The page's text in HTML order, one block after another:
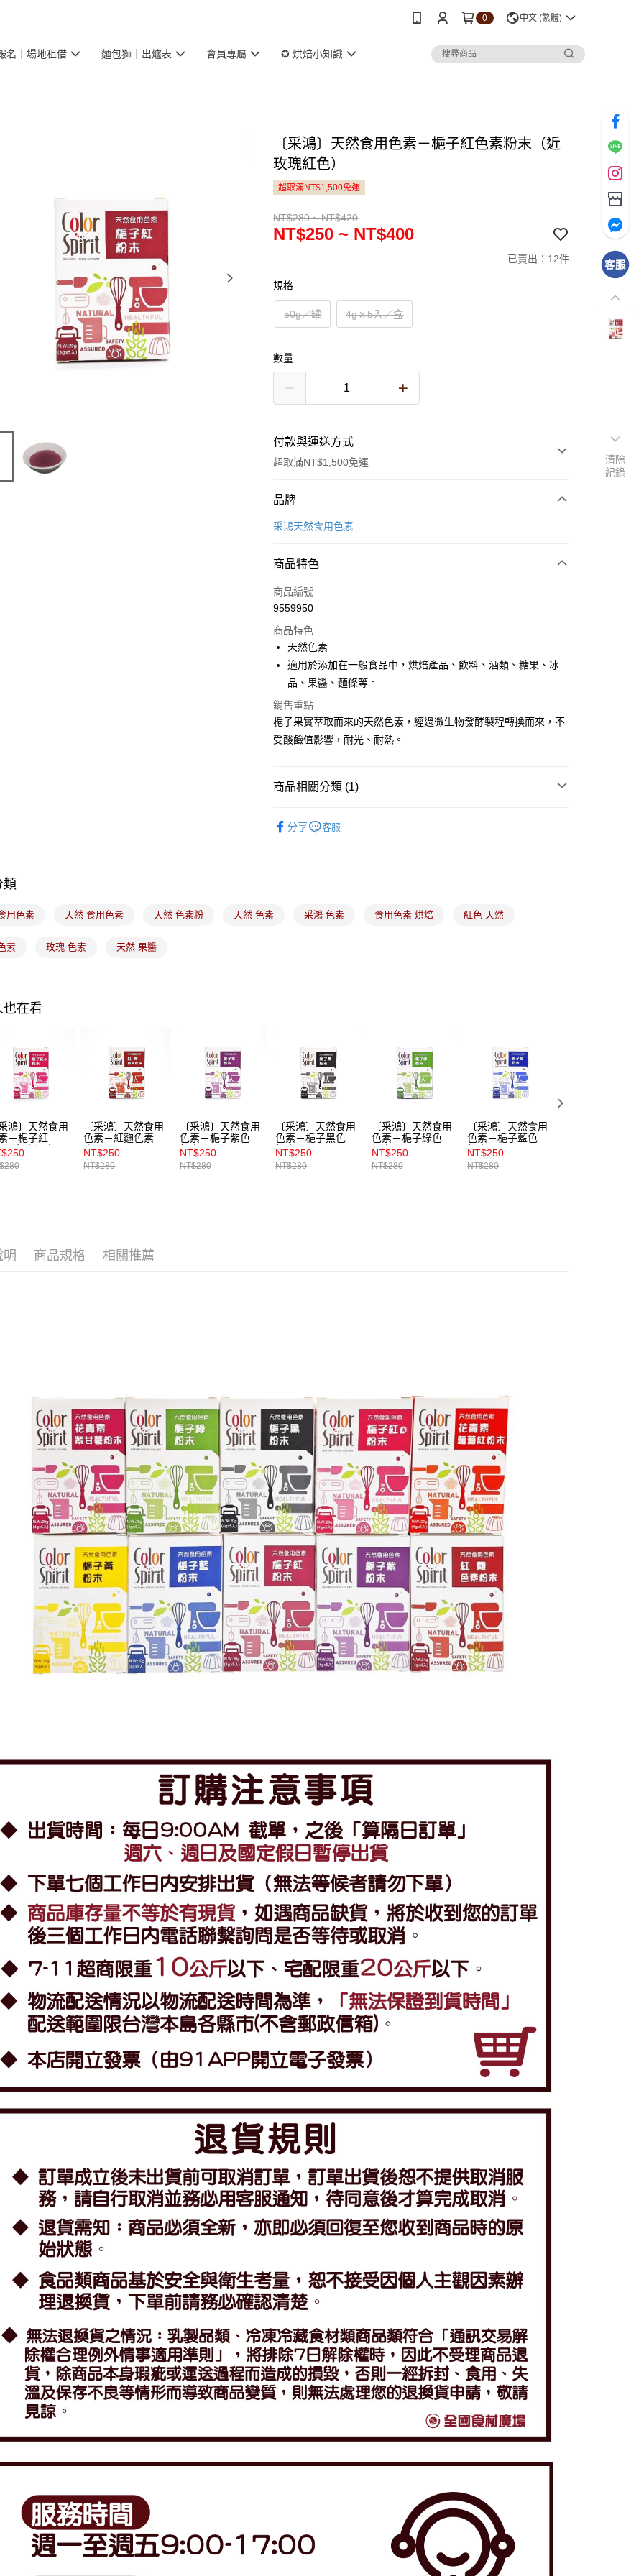
0 中文 (繁體)
名｜場地租借 麵包獅｜出爐表 會員專屬 ✪ 烘焙小知識
〔采鴻〕天然食用色素－梔子紅色素粉末（近
玫瑰紅色）
超取滿NT$1,500免運
NT$280 ~ NT$420
NT$250 ~ NT$400
已賣出：12件
規格
50g／罐 4gｘ5入／盒
數量
付款與運送方式
超取滿NT$1,500免運
付款方式
信用卡一次付款
悠遊付
Google Pay
全盈+PAY
ATM付款
每筆NT$100，滿NT$1,500(含以上)免運費
品牌
采鴻天然食用色素
商品特色
商品編號
9559950
商品特色
天然色素
適用於添加在一般食品中，烘焙產品、飲料、酒類、糖果、冰
品、果醬、麵條等。
銷售重點
梔子果實萃取而來的天然色素，經過微生物發酵製程轉換而來，不
受酸鹼值影響，耐光、耐熱。
商品相關分類 (1)
分享
客服
類
用色素 天然 食用色素 天然 色素粉 天然 色素 采鴻 色素 食用色素 烘焙 紅色 天然
素 玫瑰 色素 天然 果醬
也在看
采鴻〕天然食用
－梔子紅
）色素粉末
〔采鴻〕天然食用
色素－紅麴色素粉
末
NT$250
NT$280
〔采鴻〕天然食用
色素－梔子紫色素
粉末
NT$250
NT$280
〔采鴻〕天然食用
色素－梔子黑色素
粉末
NT$250
NT$280
〔采鴻〕天然食用
色素－梔子綠色素
粉末
NT$250
NT$280
〔采鴻〕天然食用
色素－梔子藍色素
粉末
NT$250
NT$280
明 商品規格 相關推薦
清除
紀錄